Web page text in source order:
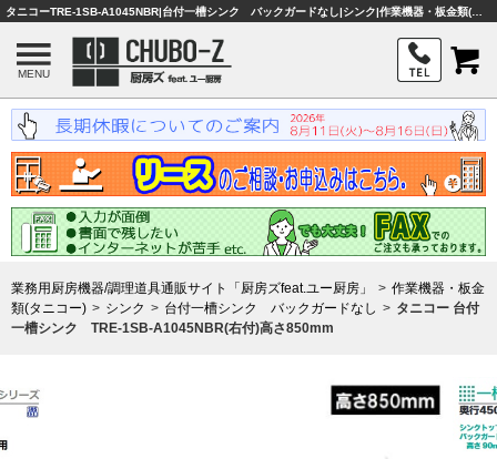
MENU
業務用厨房機器/調理道具通販サイト「厨房ズfeat.ユー厨房」
作業機器・板金
類(タニコー)
シンク 台付一槽シンク バックガードなし
タニコー 台付
一槽シンク TRE-1SB-A1045NBR(右付)高さ850mm